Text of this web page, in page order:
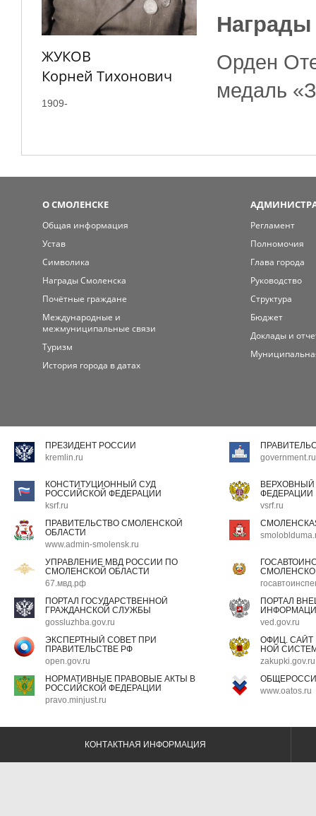
ЖУКОВ
Корней Тихонович
1909-
​Награды
Орден
медаль
О СМОЛЕНСКЕ
Общая информация
Устав
Символика
Награды Смоленска
Почётные граждане
Международные и
межмуниципальные связи
Туризм
История города в датах
Регламент
Полномочия
Глава города
Руководство
Структура
Бюджет
Доклады и
ПРЕЗИДЕНТ РОССИИ
kremlin.ru
government.ru
КОНСТИТУЦИОННЫЙ СУД
РОССИЙСКОЙ ФЕДЕРАЦИИ
ksrf.ru
ФЕДЕРАЦИИ
vsrf.ru
ПРАВИТЕЛЬСТВО СМОЛЕНСКОЙ
ОБЛАСТИ
www.admin-smolensk.ru
УПРАВЛЕНИЕ МВД РОССИИ ПО
СМОЛЕНСКОЙ ОБЛАСТИ
67.мвд.рф
ПОРТАЛ ГОСУДАРСТВЕННОЙ
ГРАЖДАНСКОЙ СЛУЖБЫ
gossluzhba.gov.ru
ПОРТАЛ
ved.gov.ru
ЭКСПЕРТНЫЙ СОВЕТ ПРИ
ПРАВИТЕЛЬСТВЕ РФ
open.gov.ru
ОФИЦ.
НОЙ
zakupki.gov.ru
НОРМАТИВНЫЕ ПРАВОВЫЕ АКТЫ В
РОССИЙСКОЙ ФЕДЕРАЦИИ
pravo.minjust.ru
www.oatos.ru
КОНТАКТНАЯ ИНФОРМАЦИЯ